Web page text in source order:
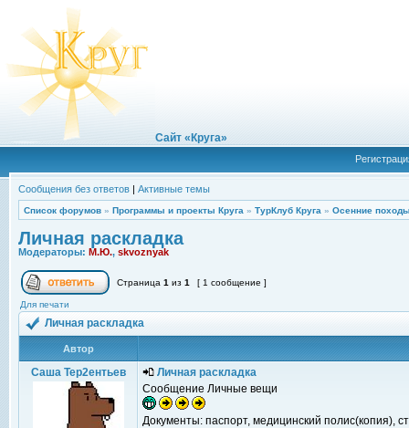
Сайт «Круга»
Сообщения без ответов | Активные темы
Список форумов » Программы и проекты Круга » ТурКлуб Круга » Осенние
Личная раскладка
Модераторы: М.Ю., skvoznyak
Страница 1 из 1 [ 1 сообщение ]
Для печати
Личная раскладка
Автор
Саша Тер2ентьев
Личная раскладка
Сообщение Личные вещи
Документы: паспорт, медицинский полис(копия),